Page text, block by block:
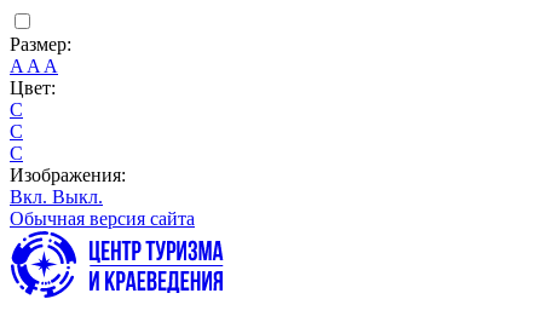
Размер:
A A A
Цвет:
C
C
C
Изображения:
Вкл. Выкл.
Обычная версия сайта